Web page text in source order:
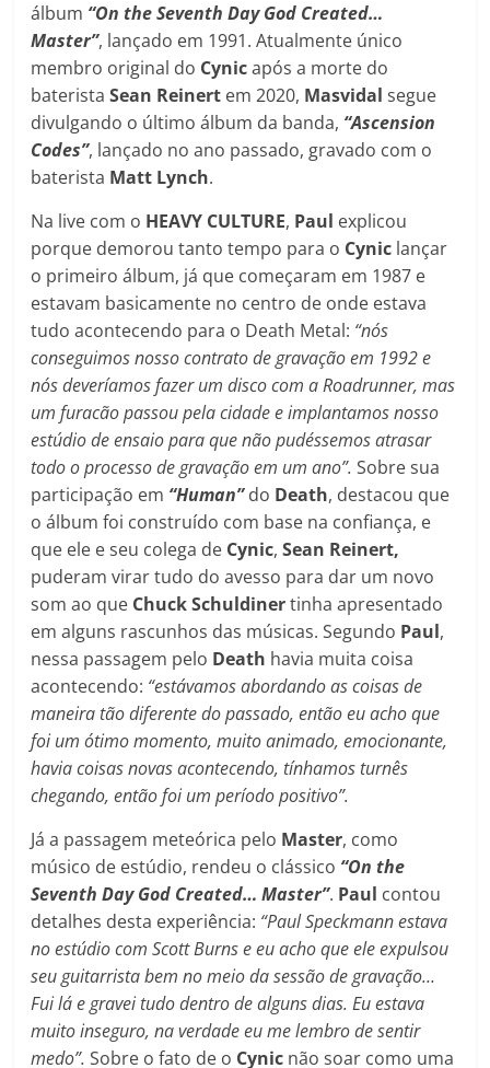
álbum “On the Seventh Day God Created…
Master”, lançado em 1991. Atualmente único
membro original do Cynicapós a morte do
bateristaSean Reinert em 2020, Masvidalsegue
divulgando o último álbum da banda, “Ascension
Codes”, lançado no ano passado, gravado com o
baterista Matt Lynch.
Na live com o HEAVY CULTURE, Paul explicou
porque demorou tanto tempo para o Cynic lançar
o primeiro álbum, já que começaram em 1987 e
estavam basicamente no centro de onde estava
tudo acontecendo para o Death Metal: “nós
conseguimos nosso contrato de gravação em 1992 e
nós deveríamos fazer um disco com a Roadrunner, mas
um furacão passou pela cidade e implantamos nosso
estúdio de ensaio para que não pudéssemos atrasar
todo o processo de gravação em um ano”.Sobre sua
participação em “Human”do Death, destacou que
o álbum foi construído com base na confiança, e
que ele e seu colega de Cynic,Sean Reinert,
puderam virar tudo do avesso para dar um novo
som ao que Chuck Schuldinertinha apresentado
em alguns rascunhos das músicas. Segundo Paul,
nessa passagem pelo Death havia muita coisa
acontecendo: “estávamos abordando as coisas de
maneira tão diferente do passado, então eu acho que
foi um ótimo momento, muito animado, emocionante,
havia coisas novas acontecendo, tínhamos turnês
chegando, então foi um período positivo”.
Já a passagem meteórica pelo Master, como
músico de estúdio, rendeu o clássico “On the
Seventh Day God Created… Master”. Paul contou
detalhes desta experiência: “Paul Speckmann estava
no estúdio com Scott Burns e eu acho que ele expulsou
seu guitarrista bem no meio da sessão de gravação…
Fui lá e gravei tudo dentro de alguns dias. Eu estava
muito inseguro, na verdade eu me lembro de sentir
medo”. Sobre o fato de o Cynic não soar como uma